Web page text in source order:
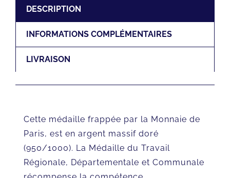
Monnaie
de
Paris
|
Médaille
|
30
ans
–
DESCRIPTION
INFORMATIONS COMPLÉMENTAIRES
LIVRAISON
Cette médaille frappée par la Monnaie de
Paris, est en argent massif doré
(950/1000). La Médaille du Travail
Régionale, Départementale et Communale